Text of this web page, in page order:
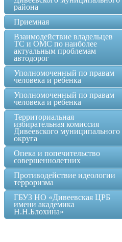
района
Приемная
Взаимодействие владельцев
ТС и ОМС по наиболее
актуальным проблемам
автодорог
Уполномоченный по правам
человека и ребенка
Уполномоченный по правам
человека и ребенка
Территориальная
избирательная комиссия
Дивеевского муниципального
округа
Опека и попечительство
совершеннолетних
Противодействие идеологии
терроризма
ГБУЗ НО «Дивеевская ЦРБ
имени академика
Н.Н.Блохина»